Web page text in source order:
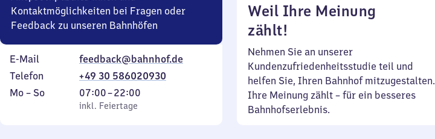
Kontaktmöglichkeiten bei Fragen oder
Feedback zu unseren Bahnhöfen
E-Mail
feedback@bahnhof.de
Telefon
+49 30 586020930
Montag
Mo – So,
inkl. Feiertage
07:00–22:00
Von
7
inkl. Feiertage
Weil Ihre Meinung
zählt!
Nehmen Sie an unserer
Kundenzufriedenheitsstudie teil und
helfen Sie, Ihren Bahnhof mitzugestalten.
Ihre Meinung zählt – für ein besseres
Bahnhofserlebnis.